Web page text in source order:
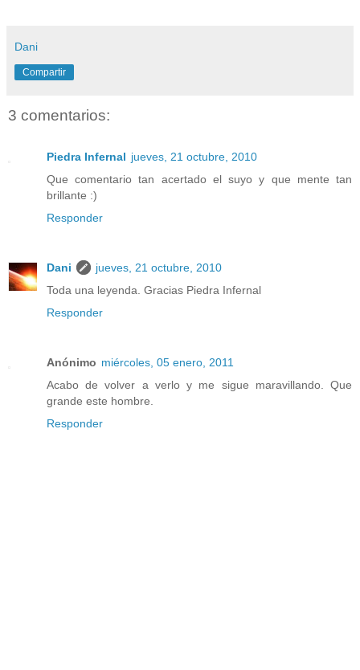
Dani
Compartir
3 comentarios:
Piedra Infernal jueves, 21 octubre, 2010
Que comentario tan acertado el suyo y que mente tan
brillante :)
Responder
Dani
jueves, 21 octubre, 2010
Toda una leyenda. Gracias Piedra Infernal
Responder
Anónimo miércoles, 05 enero, 2011
Acabo de volver a verlo y me sigue maravillando. Que
grande este hombre.
Responder